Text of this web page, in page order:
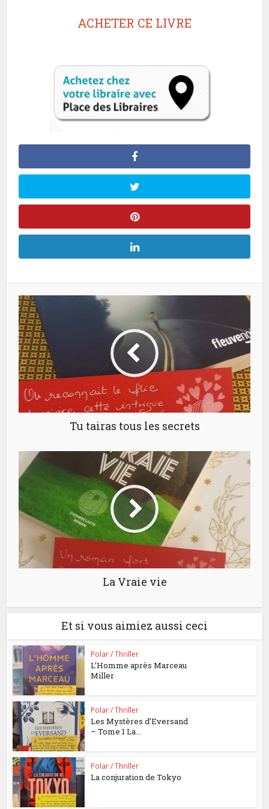
ACHETER CE LIVRE
Tu tairas tous les secrets
La Vraie vie
Et si vous aimiez aussi ceci
Polar / Thriller
L’Homme après Marceau
Miller
Polar / Thriller
Les Mystères d’Eversand
– Tome 1 La...
Polar / Thriller
La conjuration de Tokyo